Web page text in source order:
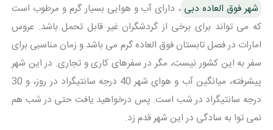
شهر فوق العاده دبی ، دارای آب و هوایی بسیار گرم و مرطوب است
که می تواند برای برخی از گردشگران غیر قابل تحمل باشد. عروس
امارات در فصل تابستان فوق العاده گرم می باشد و زمان مناسبی برای
سفر به این کشور نیست، مگر در سفرهای کاری و تجاری. در این شهر
پیشرفته، میانگین آب و هوای شهر 40 درجه سانتیگراد در روز، و 30
درجه سانتیگراد در شب است. پس درخواهید یافت حتی در شب هم
نمی توا به سادگی در این شهر قدم زد.